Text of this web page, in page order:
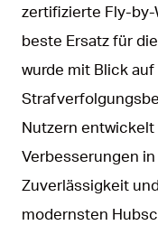
zertifizierte Fly-
beste Ersatz für
wurde mit Blick
Nutzern
Verbesserungen
Zuverlässigkeit
modernsten